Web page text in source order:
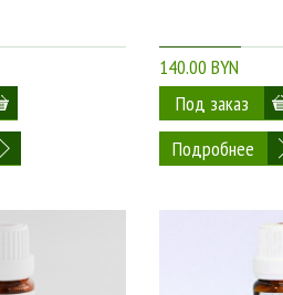
140.00 BYN
Подробнее